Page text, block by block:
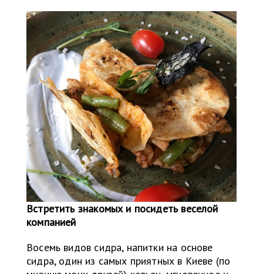
Встретить знакомых и посидеть веселой
компанией
Восемь видов сидра, напитки на основе
сидра, один из самых приятных в Киеве (по